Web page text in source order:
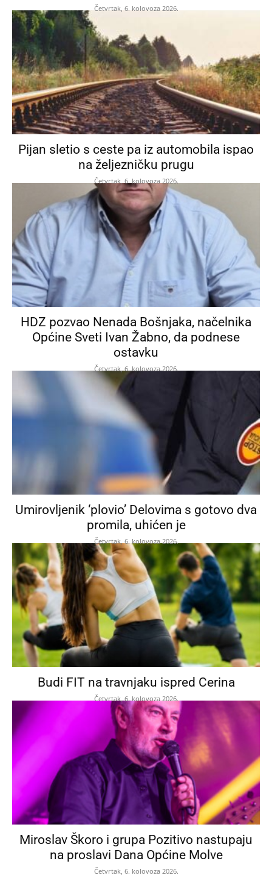
Četvrtak, 6. kolovoza 2026.
Pijan sletio s ceste pa iz automobila ispao
na željezničku prugu
Četvrtak, 6. kolovoza 2026.
HDZ pozvao Nenada Bošnjaka, načelnika
Općine Sveti Ivan Žabno, da podnese
ostavku
Četvrtak, 6. kolovoza 2026.
Umirovljenik ‘plovio’ Delovima s gotovo dva
promila, uhićen je
Četvrtak, 6. kolovoza 2026.
Budi FIT na travnjaku ispred Cerina
Četvrtak, 6. kolovoza 2026.
Miroslav Škoro i grupa Pozitivo nastupaju
na proslavi Dana Općine Molve
Četvrtak, 6. kolovoza 2026.